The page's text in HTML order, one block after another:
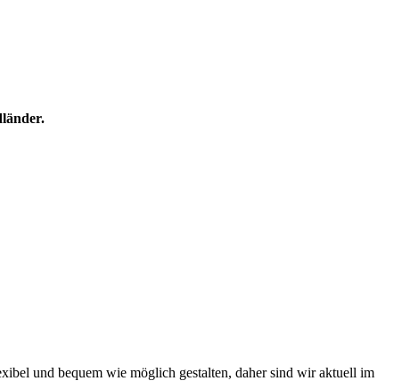
und bequem wie möglich gestalten, daher sind wir aktuell im